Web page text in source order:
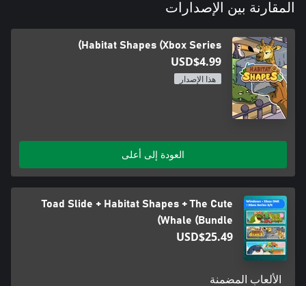
المقارنة بين الإصدارات
Habitat Shapes (Xbox Series)
USD$4.99
هذا الإصدار
العودة إلى أعلى
Toad Slide + Habitat Shapes + The Cute
Whale (Bundle)
USD$25.49
الألعاب المضمنة